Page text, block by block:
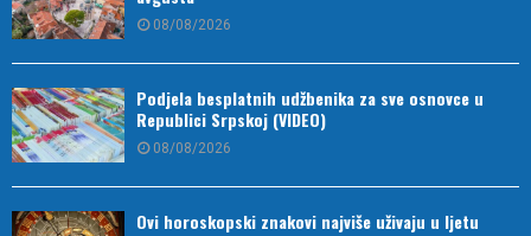
08/08/2026
Podjela besplatnih udžbenika za sve osnovce u
Republici Srpskoj (VIDEO)
08/08/2026
Ovi horoskopski znakovi najviše uživaju u ljetu